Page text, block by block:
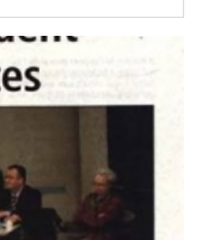
leur soutien, en
Permanente et